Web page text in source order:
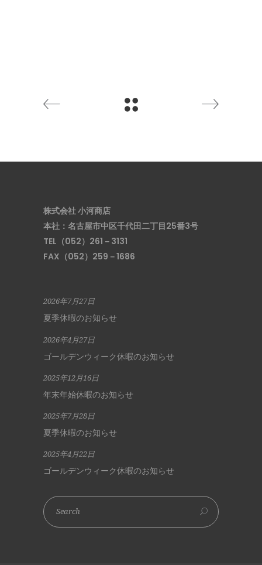
株式会社 小河商店
本社：名古屋市中区千代田二丁目25番3号
TEL（052）261－3131
FAX（052）259－1686
2026年7月27日
夏季休暇のお知らせ
2026年4月27日
ゴールデンウィーク休暇のお知らせ
2025年12月16日
年末年始休暇のお知らせ
2025年7月28日
夏季休暇のお知らせ
2025年4月22日
ゴールデンウィーク休暇のお知らせ